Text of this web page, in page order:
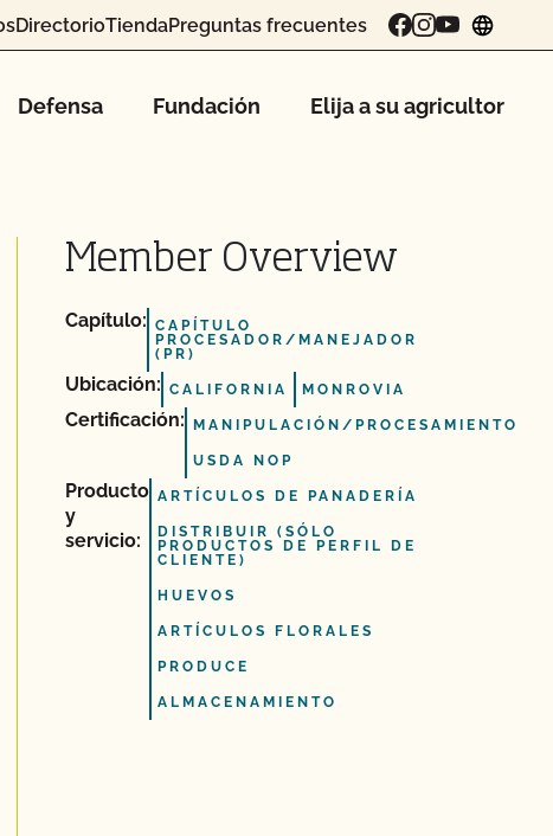
DirectorioTiendaPreguntas frecuentes
Defensa Fundación Elija a su agricultor
Member Overview
Capítulo: CAPÍTULO
PROCESADOR/MANEJADOR
(PR)
Ubicación: CALIFORNIA MONROVIA
Certificación: MANIPULACIÓN/PROCESAMIENTO
USDA NOP
Producto
y
servicio:
ARTÍCULOS DE PANADERÍA
DISTRIBUIR (SÓLO
PRODUCTOS DE PERFIL DE
CLIENTE)
HUEVOS
ARTÍCULOS FLORALES
PRODUCE
ALMACENAMIENTO